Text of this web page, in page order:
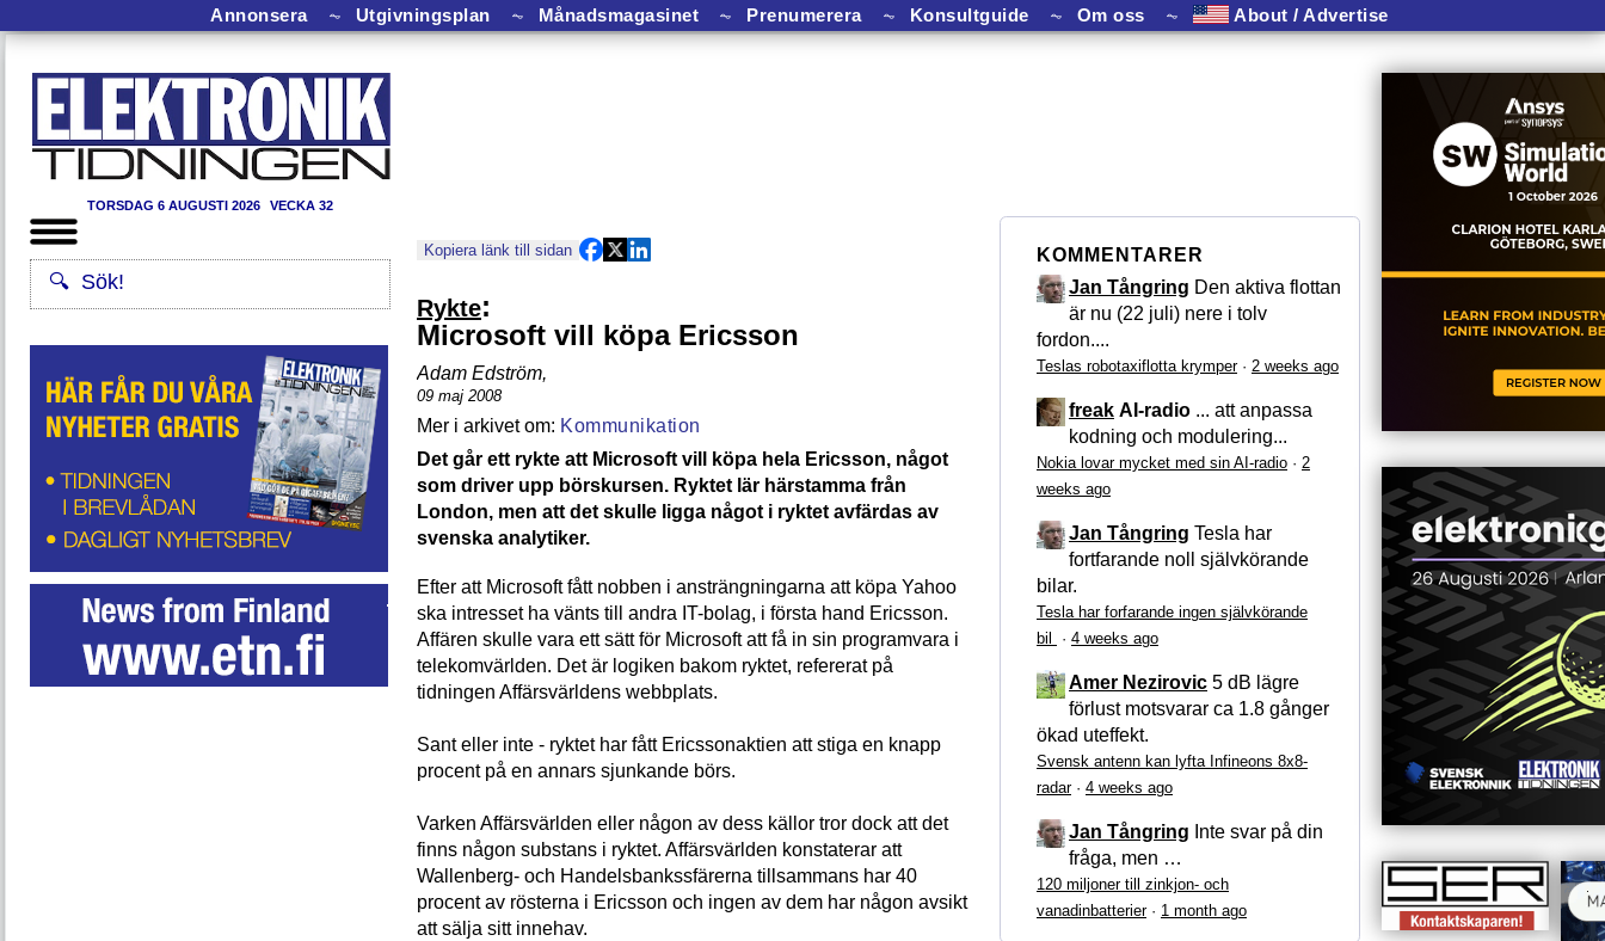
Annonsera ⏦ Utgivningsplan ⏦ Månadsmagasinet ⏦ Prenumerera ⏦ Konsultguide ⏦ Om oss ⏦ About / Advertise
TORSDAG 6 AUGUSTI 2026 VECKA 32
Kopiera länk till sidan
Rykte:
Microsoft vill köpa Ericsson
Adam Edström,
09 maj 2008
Kommunikation
Det går ett rykte att Microsoft vill köpa hela Ericsson, något
som driver upp börskursen. Ryktet lär härstamma från
London, men att det skulle ligga något i ryktet avfärdas av
svenska analytiker.
Efter att Microsoft fått nobben i ansträngningarna att köpa Yahoo
ska intresset ha vänts till andra IT-bolag, i första hand Ericsson.
Affären skulle vara ett sätt för Microsoft att få in sin programvara i
telekomvärlden. Det är logiken bakom ryktet, refererat på
tidningen Affärsvärldens webbplats.
Sant eller inte - ryktet har fått Ericssonaktien att stiga en knapp
procent på en annars sjunkande börs.
Varken Affärsvärlden eller någon av dess källor tror dock att det
finns någon substans i ryktet. Affärsvärlden konstaterar att
Wallenberg- och Handelsbankssfärerna tillsammans har 40
procent av rösterna i Ericsson och ingen av dem har någon avsikt
att sälja sitt innehav.
KOMMENTARER
Jan Tångring Den aktiva flottan
är nu (22 juli) nere i tolv
fordon....
Teslas robotaxiflotta krymper· 2 weeks ago
freak AI-radio ... att anpassa
kodning och modulering...
Nokia lovar mycket med sin AI-radio · 2
weeks ago
Jan Tångring Tesla har
fortfarande noll självkörande
bilar.
Tesla har forfarande ingen självkörande
bil
· 4 weeks ago
Amer Nezirovic 5 dB lägre
förlust motsvarar ca 1.8 gånger
ökad uteffekt.
Svensk antenn kan lyfta Infineons 8x8-
radar· 4 weeks ago
Jan Tångring Inte svar på din
fråga, men …
120 miljoner till zinkjon- och
vanadinbatterier· 1 month ago